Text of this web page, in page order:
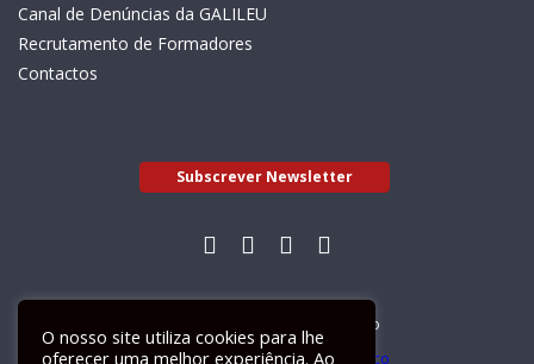
Canal de Denúncias da GALILEU
Recrutamento de Formadores
Contactos
Subscrever Newsletter
Livro de Reclamações Electrónico
O nosso site utiliza cookies para lhe
oferecer uma melhor experiência. Ao